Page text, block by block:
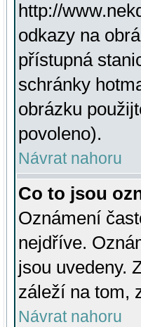
http://
odkazy na
přístupná
schránky
obrázku
povoleno).
Návrat nahoru
Co to jsou
Oznámení
nejdříve.
jsou uvedeny.
záleží na tom,
Návrat nahoru